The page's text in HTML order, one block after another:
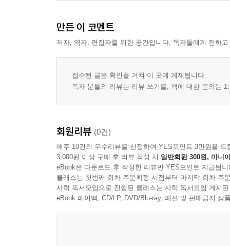
POUNDS
CHAPTER XXII. IN WHICH PASSEPARTOUT
MONEY IN ONE’S POCKET
CHAPTER XXIII. IN WHICH
CHAPTER XXIV. DURING WHICH MR. FOGG
CHAPTER XXVII. IN WHICH
HISTORY
CHAPTER XXVIII. IN WHICH PASSEPARTOUT
CHAPTER XXIX. IN WHICH CERTAIN
CHAPTER XXX. IN WHICH PHILEAS FOGG
CHAPTER XXXI. IN WHICH FIX, THE
만든 이 코멘트
저자, 역자, 편집자를 위한 공간입니다. 독자들에게 전하
접수된 글은 확인을 거쳐 이 곳에 게재됩니다.
독자 분들의 리뷰는 리뷰 쓰기를, 책에 대한 문의는
회원리뷰 (0건)
매주 10건의 우수리뷰를 선정하여 YES포인트 3만원을 드
3,000원 이상 구매 후 리뷰 작성 시 일반회원 300원, 마니
eBook은 다운로드 후 작성한 리뷰만 YES포인트 지급됩니
클래스는 첫번째 회차 주문확정 시점부터 마지막 회차 주
사락 독서모임으로 진행된 클래스는 사락 독서모임 게시
eBook 페이백, CD/LP, DVD/Blu-ray, 패션 및 판매금지 상